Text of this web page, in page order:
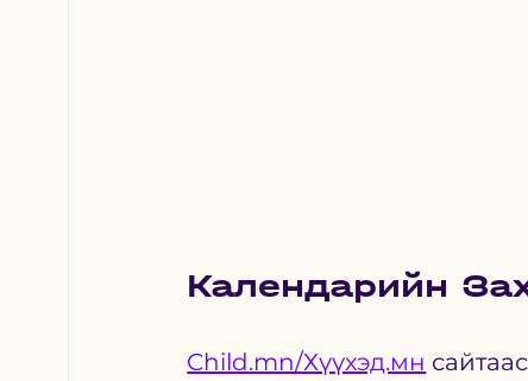
Календарийн
Child.mn/Хүүхэд.мн